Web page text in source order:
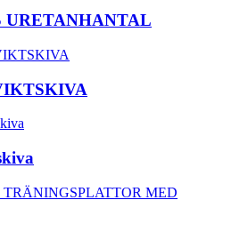
URETANHANTAL